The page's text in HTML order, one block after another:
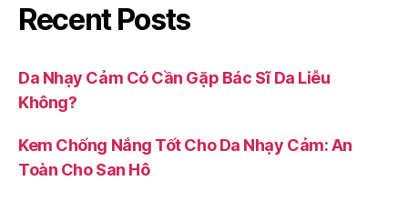
Recent Posts
Da Nhạy Cảm Có Cần Gặp Bác Sĩ Da Liễu
Không?
Kem Chống Nắng Tốt Cho Da Nhạy Cảm: An
Toàn Cho San Hô